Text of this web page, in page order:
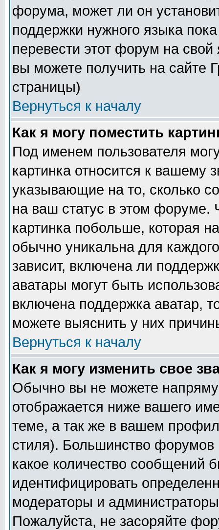
форума, может ли он
поддержки нужного языка
перевести этот форум на
вы можете получить на сайте
страницы)
Вернуться к началу
Как я могу поместить
Под именем пользователя
картинка относится к вашему
указывающие на то, сколько
на ваш статус в этом форуме.
картинка побольше, которая
обычно уникальна для
зависит, включена ли
аватары могут быть
включена поддержка аватар,
можете выяснить у них
Вернуться к началу
Как я могу изменить свое
Обычно вы не можете
отображается ниже вашего
теме, а так же в вашем
стиля). Большинство форумов
какое количество сообщений
идентифицировать
модераторы и
Пожалуйста, не засоряйте